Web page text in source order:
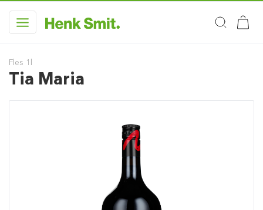
Fles 1l
Tia Maria